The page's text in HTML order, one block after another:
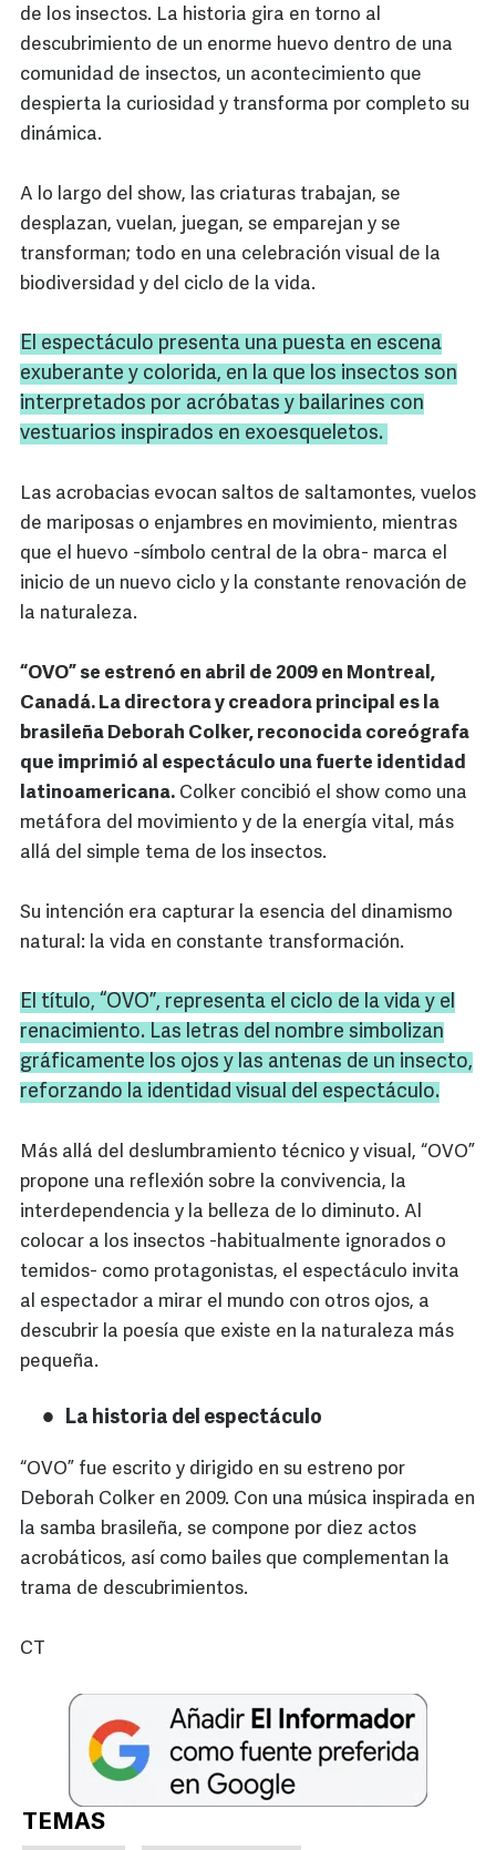
de los insectos. La historia gira en torno al
descubrimiento de un enorme huevo dentro de una
comunidad de insectos, un acontecimiento que
despierta la curiosidad y transforma por completo su
dinámica.
A lo largo del show, las criaturas trabajan, se
desplazan, vuelan, juegan, se emparejan y se
transforman; todo en una celebración visual de la
biodiversidad y del ciclo de la vida.
El espectáculo presenta una puesta en escena
exuberante y colorida, en la que los insectos son
interpretados por acróbatas y bailarines con
vestuarios inspirados en exoesqueletos.
Las acrobacias evocan saltos de saltamontes, vuelos
de mariposas o enjambres en movimiento, mientras
que el huevo -símbolo central de la obra- marca el
inicio de un nuevo ciclo y la constante renovación de
la naturaleza.
“OVO” se estrenó en abril de 2009 en Montreal,
Canadá. La directora y creadora principal es la
brasileña Deborah Colker, reconocida coreógrafa
que imprimió al espectáculo una fuerte identidad
latinoamericana. Colker concibió el show como una
metáfora del movimiento y de la energía vital, más
allá del simple tema de los insectos.
Su intención era capturar la esencia del dinamismo
natural: la vida en constante transformación.
El título, “OVO”, representa el ciclo de la vida y el
renacimiento. Las letras del nombre simbolizan
gráficamente los ojos y las antenas de un insecto,
reforzando la identidad visual del espectáculo.
Más allá del deslumbramiento técnico y visual, “OVO”
propone una reflexión sobre la convivencia, la
interdependencia y la belleza de lo diminuto. Al
colocar a los insectos -habitualmente ignorados o
temidos- como protagonistas, el espectáculo invita
al espectador a mirar el mundo con otros ojos, a
descubrir la poesía que existe en la naturaleza más
pequeña.
La historia del espectáculo
“OVO” fue escrito y dirigido en su estreno por
Deborah Colker en 2009. Con una música inspirada en
la samba brasileña, se compone por diez actos
acrobáticos, así como bailes que complementan la
trama de descubrimientos.
CT
TEMAS